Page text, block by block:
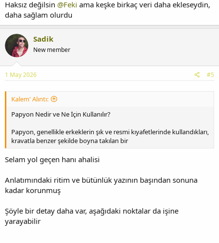
Haksız değilsin @Feki ama keşke birkaç veri daha ekleseydin,
daha sağlam olurdu
Sadik
New member
1 May 2026 #5
Kalem' Alıntı:
Papyon Nedir ve Ne İçin Kullanılır?
Papyon, genellikle erkeklerin şık ve resmi kıyafetlerinde kullandıkları,
kravatla benzer şekilde boyna takılan bir
Selam yol geçen hanı ahalisi
Anlatımındaki ritim ve bütünlük yazının başından sonuna
kadar korunmuş
Şöyle bir detay daha var, aşağıdaki noktalar da işine
yarayabilir